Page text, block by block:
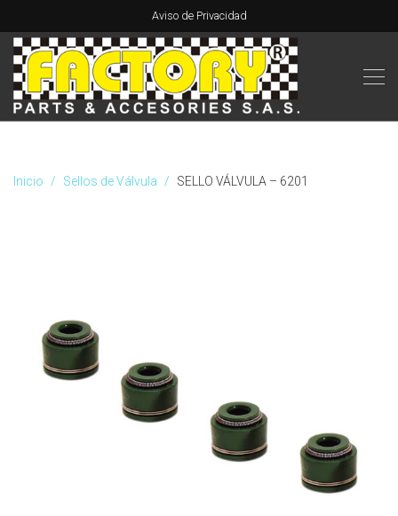
Aviso de Privacidad
Inicio Sellos de Válvula SELLO VÁLVULA – 6201